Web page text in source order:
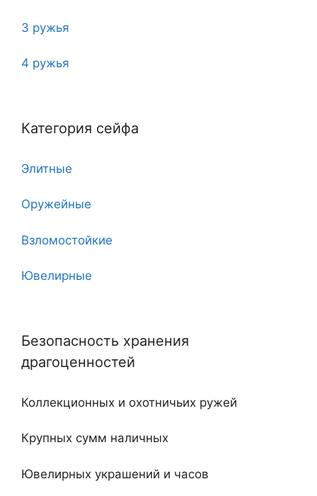
3 ружья
4 ружья
6
7
7 клинков
8
10
12
Категория сейфа
Элитные
Оружейные
Взломостойкие
Ювелирные
Двухдверные
Безопасность хранения
драгоценностей
Коллекционных и охотничьих ружей
Крупных сумм наличных
Ювелирных украшений и часов